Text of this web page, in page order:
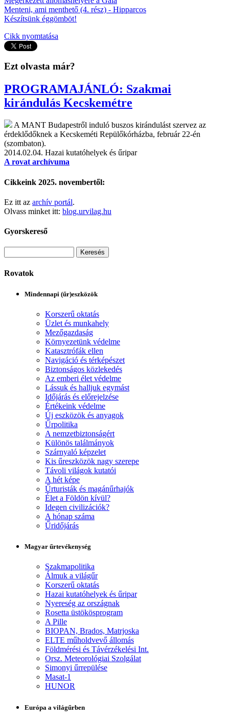
Menteni, ami menthető (4. rész) - Hipparcos
Készítsünk éggömböt!
Cikk nyomtatása
Ezt olvasta már?
PROGRAMAJÁNLÓ: Szakmai
kirándulás Kecskemétre
A MANT Budapestről induló buszos kirándulást szervez az
érdeklődőknek a Kecskeméti Repülőkórházba, február 22-én
(szombaton).
2014.02.04. Hazai kutatóhelyek és űripar
A rovat archívuma
Cikkeink 2025. novembertől:
Ez itt az archív portál.
Olvass minket itt: blog.urvilag.hu
Gyorskereső
Rovatok
Mindennapi (űr)eszközök
Korszerű oktatás
Üzlet és munkahely
Mezőgazdaság
Környezetünk védelme
Katasztrófák ellen
Navigáció és térképészet
Biztonságos közlekedés
Az emberi élet védelme
Lássuk és halljuk egymást
Időjárás és előrejelzése
Értékeink védelme
Új eszközök és anyagok
Űrpolitika
A nemzetbiztonságért
Különös találmányok
Szárnyaló képzelet
Kis űreszközök nagy szerepe
Távoli világok kutatói
A hét képe
Űrturisták és magánűrhajók
Élet a Földön kívül?
Idegen civilizációk?
A hónap száma
Űridőjárás
Magyar űrtevékenység
Szakmapolitika
Álmuk a világűr
Korszerű oktatás
Hazai kutatóhelyek és űripar
Nyereség az országnak
Rosetta üstökösprogram
A Pille
BIOPAN, Brados, Matrjoska
ELTE műholdvevő állomás
Földmérési és Távérzékelési Int.
Orsz. Meteorológiai Szolgálat
Simonyi űrrepülése
Masat-1
HUNOR
Európa a világűrben